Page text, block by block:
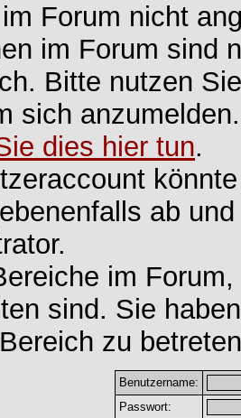
Forum nicht
im Forum sind
Bitte nutzen
sich
dies hier tun.
ab
im
sind. Sie
zu
Benutzername:
Passwort: